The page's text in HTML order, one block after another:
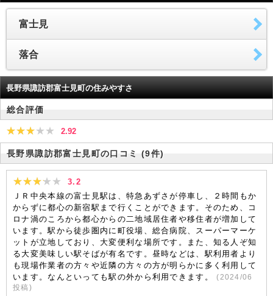
富士見
落合
長野県諏訪郡富士見町の住みやすさ
総合評価
2.92
長野県諏訪郡富士見町の口コミ (9件)
3.2
ＪＲ中央本線の富士見駅は、特急あずさが停車し、２時間もか
からずに都心の新宿駅まで行くことができます。そのため、コ
ロナ渦のころから都心からの二地域居住者や移住者が増加して
います。駅から徒歩圏内に町役場、総合病院、スーパーマーケ
ットが立地しており、大変便利な場所です。また、知る人ぞ知
る大変美味しい駅そばが有名です。昼時などは、駅利用者より
も現場作業者の方々や近隣の方々の方が明らかに多く利用して
います。なんといっても駅の外から利用できます。
(2024/06
投稿)